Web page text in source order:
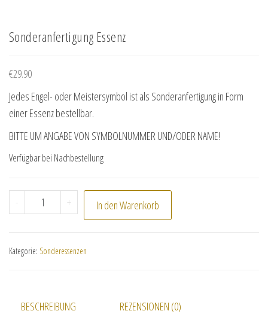
Sonderanfertigung Essenz
€29.90
Jedes Engel- oder Meistersymbol ist als Sonderanfertigung in Form
einer Essenz bestellbar.
BITTE UM ANGABE VON SYMBOLNUMMER UND/ODER NAME!
Verfügbar bei Nachbestellung
- Sonderanfertigung Essenz Menge
+ In den Warenkorb
Kategorie: Sonderessenzen
BESCHREIBUNG REZENSIONEN (0)